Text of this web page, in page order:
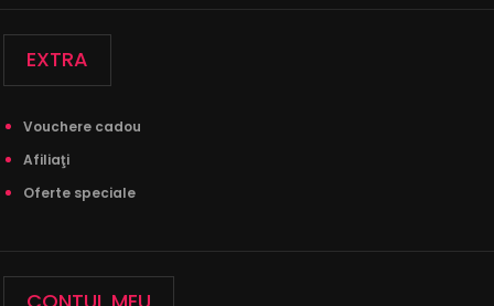
Lenjerie de pat 1 Persoana - 100% Finet GROS
EXTRA
Vouchere cadou
Afiliaţi
Oferte speciale